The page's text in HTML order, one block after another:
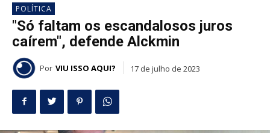
POLÍTICA
"Só faltam os escandalosos juros
caírem", defende Alckmin
Por VIU ISSO AQUI? 17 de julho de 2023